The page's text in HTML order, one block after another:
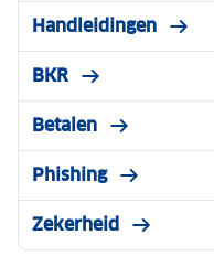
Handleidingen
BKR
Betalen
Phishing
Zekerheid